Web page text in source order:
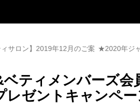
サロン】2019年12月のご案 ★2020年ジ
ベティメンバーズ会
レゼントキャンペ